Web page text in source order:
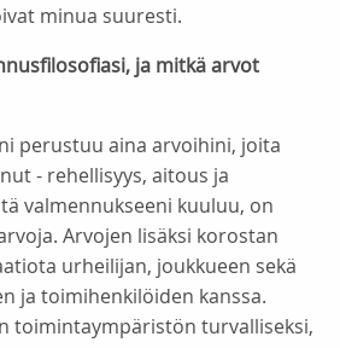
minua suuresti.
ja mitkä arvot
perustuu aina arvoihini, joita
- rehellisyys, aitous ja
valmennukseeni kuuluu, on
Arvojen lisäksi korostan
urheilijan, joukkueen sekä
ja toimihenkilöiden kanssa.
toimintaympäristön turvalliseksi,